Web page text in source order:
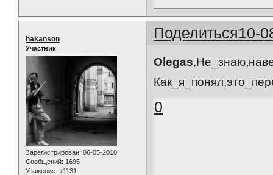
Поделиться10-
hakanson
Участник
Зарегистрирован: 06-05-2010
Сообщений: 1695
Уважение: +1131
Olegas
0